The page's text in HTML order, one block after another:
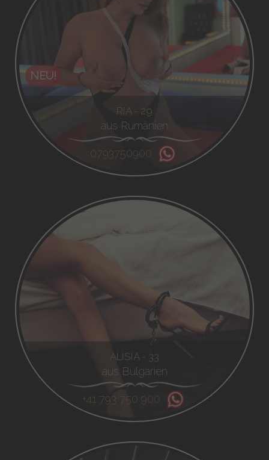
NEU!
RIA - 29
aus Rumänien
0793750900
ALISIA - 33
aus Bulgarien
+41 793 750 900